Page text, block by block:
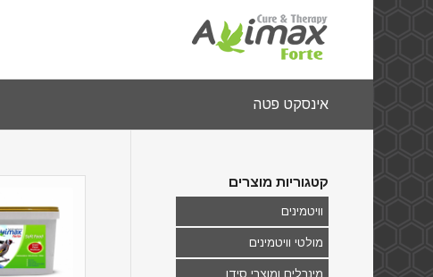
אינסקט פטה
קטגוריות מוצרים
וויטמינים
מולטי וויטמינים
מינרלים ומוצרי סידן